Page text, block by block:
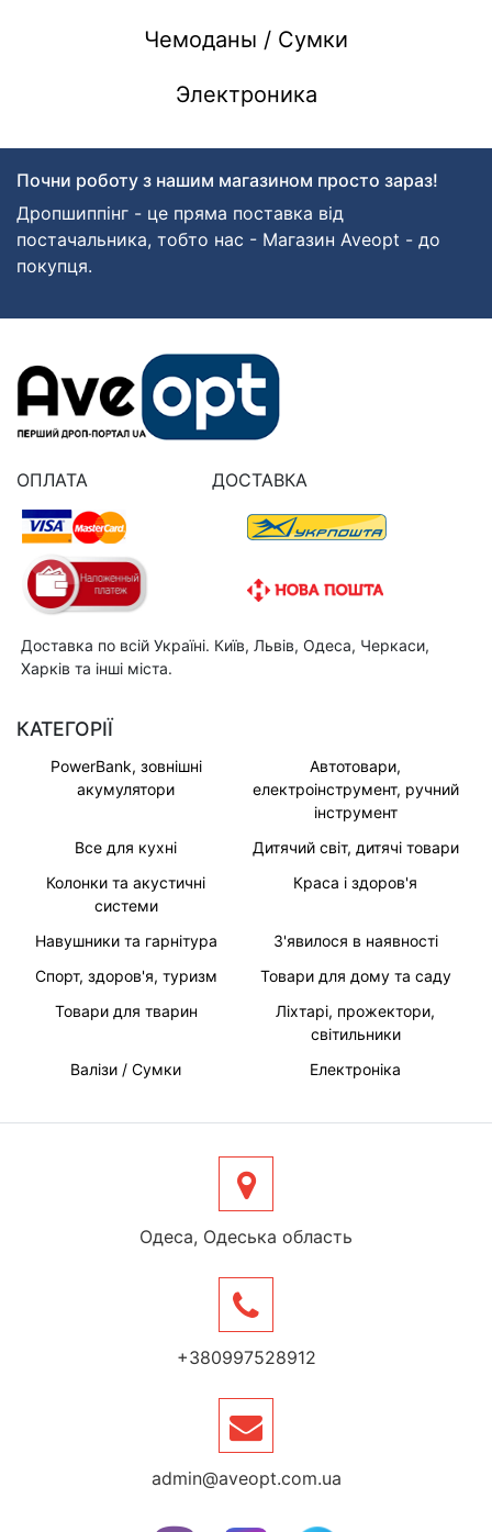
Чемоданы / Сумки
Электроника
Почни роботу з нашим магазином просто зараз!
Дропшиппінг - це пряма поставка від
постачальника, тобто нас - Магазин Aveopt - до
покупця.
ОПЛАТА ДОСТАВКА
Доставка по всій Україні. Київ, Львів, Одеса, Черкаси,
Харків та інші міста.
КАТЕГОРІЇ
PowerBank, зовнішні
акумулятори
Автотовари,
електроінструмент, ручний
інструмент
Все для кухні
Дитячий світ, дитячі товари
Колонки та акустичні
системи
Краса і здоров'я
Навушники та гарнітура
З'явилося в наявності
Спорт, здоров'я, туризм
Товари для дому та саду
Товари для тварин
Ліхтарі, прожектори,
світильники
Валізи / Сумки
Електроніка
Одеса, Одеська область
+380997528912
admin@aveopt.com.ua